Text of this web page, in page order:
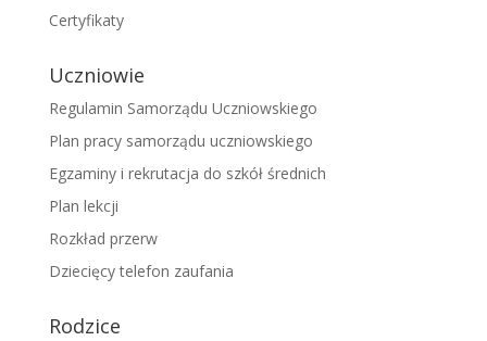
Certyfikaty
Uczniowie
Regulamin Samorządu Uczniowskiego
Plan pracy samorządu uczniowskiego
Egzaminy i rekrutacja do szkół średnich
Plan lekcji
Rozkład przerw
Dziecięcy telefon zaufania
Rodzice